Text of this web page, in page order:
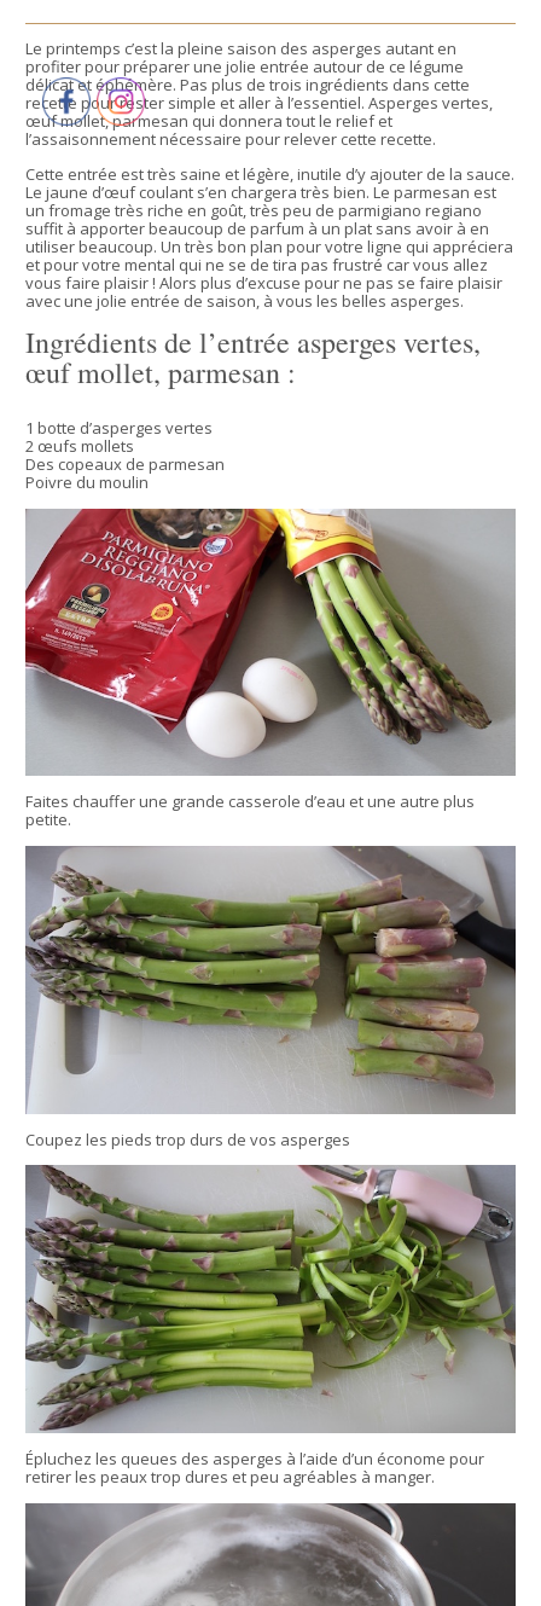
Le printemps c’est la pleine saison des asperges autant en
profiter pour préparer une jolie entrée autour de ce légume
délicat et éphémère. Pas plus de trois ingrédients dans cette
recette pour rester simple et aller à l’essentiel. Asperges vertes,
œuf mollet, parmesan qui donnera tout le relief et
l’assaisonnement nécessaire pour relever cette recette.
Cette entrée est très saine et légère, inutile d’y ajouter de la sauce.
Le jaune d’œuf coulant s’en chargera très bien. Le parmesan est
un fromage très riche en goût, très peu de parmigiano regiano
suffit à apporter beaucoup de parfum à un plat sans avoir à en
utiliser beaucoup. Un très bon plan pour votre ligne qui appréciera
et pour votre mental qui ne se de tira pas frustré car vous allez
vous faire plaisir ! Alors plus d’excuse pour ne pas se faire plaisir
avec une jolie entrée de saison, à vous les belles asperges.
Ingrédients de l’entrée asperges vertes,
œuf mollet, parmesan :
1 botte d’asperges vertes
2 œufs mollets
Des copeaux de parmesan
Poivre du moulin
Faites chauffer une grande casserole d’eau et une autre plus
petite.
Coupez les pieds trop durs de vos asperges
Épluchez les queues des asperges à l’aide d’un économe pour
retirer les peaux trop dures et peu agréables à manger.